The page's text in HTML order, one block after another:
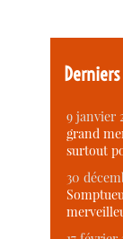
9 janvier
grand
surtout
30